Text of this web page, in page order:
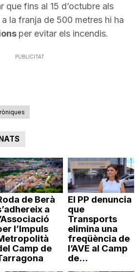
que fins al 15 d’octubre als
la franja de 500 metres hi ha
per evitar els incendis.
PUBLICITAT
de Berà
a
l’Impuls
Camp de
El PP denuncia
que
Transports
elimina una
freqüència de
l’AVE al Camp
de...